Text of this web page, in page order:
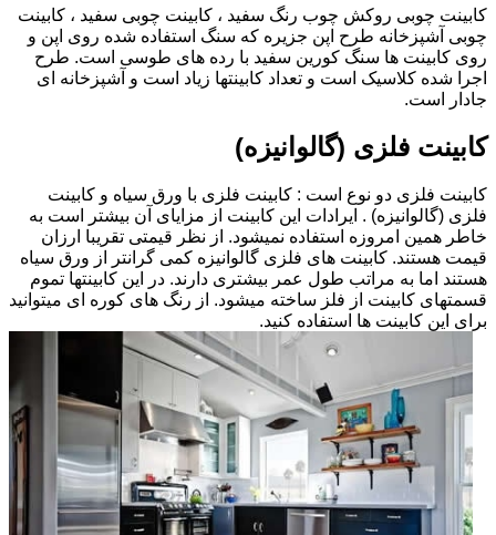
کابینت چوبی روکش چوب رنگ سفید ، کابینت چوبی سفید ، کابینت
چوبی آشپزخانه طرح اپن جزیره که سنگ استفاده شده روی اپن و
روی کابینت ها سنگ کورین سفید با رده های طوسی است. طرح
اجرا شده کلاسیک است و تعداد کابینتها زیاد است و آشپزخانه ای
جادار است.
کابینت فلزی (گالوانیزه)
کابینت فلزی دو نوع است : کابینت فلزی با ورق سیاه و کابینت
فلزی (گالوانیزه) . ایرادات این کابینت از مزایای آن بیشتر است به
خاطر همین امروزه استفاده نمیشود. از نظر قیمتی تقریبا ارزان
قیمت هستند. کابینت های فلزی گالوانیزه کمی گرانتر از ورق سیاه
هستند اما به مراتب طول عمر بیشتری دارند. در این کابینتها تموم
قسمتهای کابینت از فلز ساخته میشود. از رنگ های کوره ای میتوانید
برای این کابینت ها استفاده کنید.